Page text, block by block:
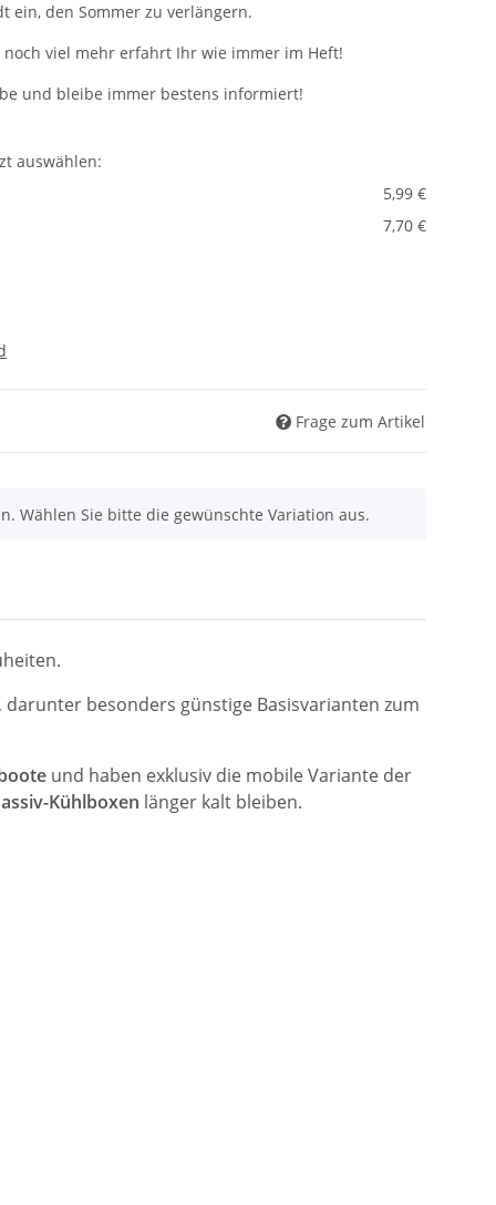
ein, den Sommer zu verlängern.
viel mehr erfahrt Ihr wie immer im Heft!
und bleibe immer bestens informiert!
auswählen:
5,99 €
7,70 €
Frage zum Artikel
Wählen Sie bitte die gewünschte Variation aus.
darunter besonders günstige Basisvarianten zum
und haben exklusiv die mobile Variante der
Kühlboxen länger kalt bleiben.